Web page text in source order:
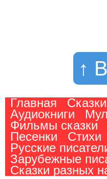
↑
Главная
Аудиокниги
Фильмы сказки
Песенки
Стихи
Русские
Зарубежные
Сказки разных